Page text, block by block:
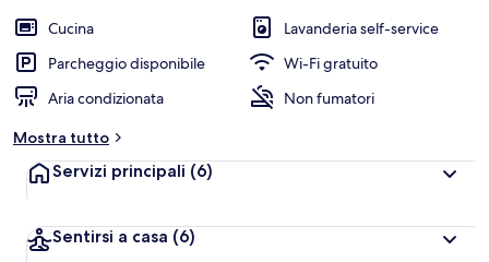
Cucina
Lavanderia self-service
Parcheggio disponibile
Wi-Fi gratuito
Aria condizionata
Non fumatori
Mostra tutto
Servizi principali (6)
Sentirsi a casa (6)